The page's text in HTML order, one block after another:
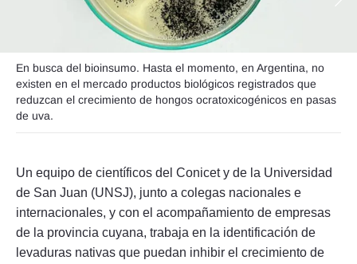
En busca del bioinsumo. Hasta el momento, en Argentina, no
existen en el mercado productos biológicos registrados que
reduzcan el crecimiento de hongos ocratoxicogénicos en pasas
de uva.
Un equipo de científicos del Conicet y de la Universidad
de San Juan (UNSJ), junto a colegas nacionales e
internacionales, y con el acompañamiento de empresas
de la provincia cuyana, trabaja en la identificación de
levaduras nativas que puedan inhibir el crecimiento de